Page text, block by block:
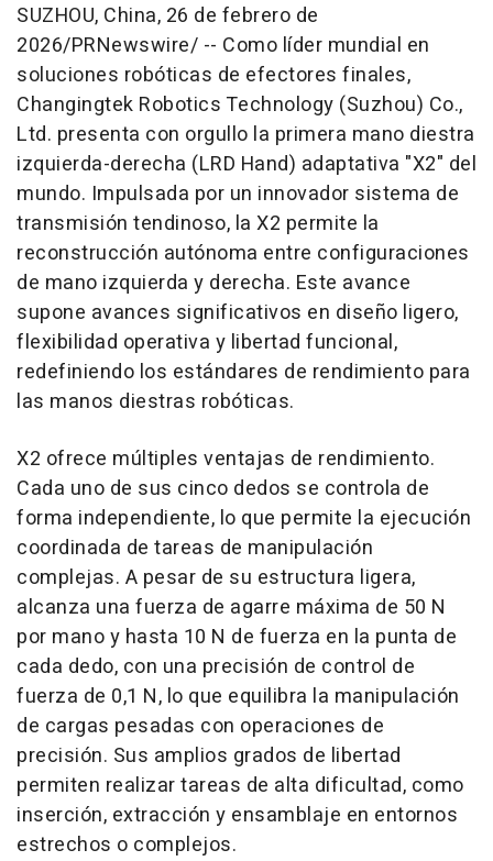
SUZHOU, China, 26 de febrero de
2026/PRNewswire/ -- Como líder mundial en
soluciones robóticas de efectores finales,
Changingtek Robotics Technology (Suzhou) Co.,
Ltd. presenta con orgullo la primera mano diestra
izquierda-derecha (LRD Hand) adaptativa "X2" del
mundo. Impulsada por un innovador sistema de
transmisión tendinoso, la X2 permite la
reconstrucción autónoma entre configuraciones
de mano izquierda y derecha. Este avance
supone avances significativos en diseño ligero,
flexibilidad operativa y libertad funcional,
redefiniendo los estándares de rendimiento para
las manos diestras robóticas.
X2 ofrece múltiples ventajas de rendimiento.
Cada uno de sus cinco dedos se controla de
forma independiente, lo que permite la ejecución
coordinada de tareas de manipulación
complejas. A pesar de su estructura ligera,
alcanza una fuerza de agarre máxima de 50 N
por mano y hasta 10 N de fuerza en la punta de
cada dedo, con una precisión de control de
fuerza de 0,1 N, lo que equilibra la manipulación
de cargas pesadas con operaciones de
precisión. Sus amplios grados de libertad
permiten realizar tareas de alta dificultad, como
inserción, extracción y ensamblaje en entornos
estrechos o complejos.